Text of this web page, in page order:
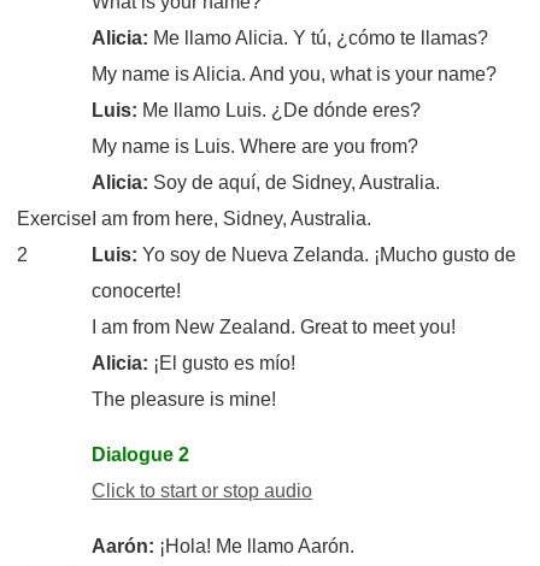
Alicia: Me llamo Alicia. Y tú, ¿cómo te llamas?
My name is Alicia. And you, what is your name?
Luis: Me llamo Luis. ¿De dónde eres?
My name is Luis. Where are you from?
Alicia: Soy de aquí, de Sidney, Australia.
I am from here, Sidney, Australia.
Luis:Yo soy de Nueva Zelanda. ¡Mucho gusto de
conocerte!
I am from New Zealand. Great to meet you!
Alicia: ¡El gusto es mío!
The pleasure is mine!
Dialogue 2
Click to start or stop audio
Aarón: ¡Hola! Me llamo Aarón.
Exercise
2